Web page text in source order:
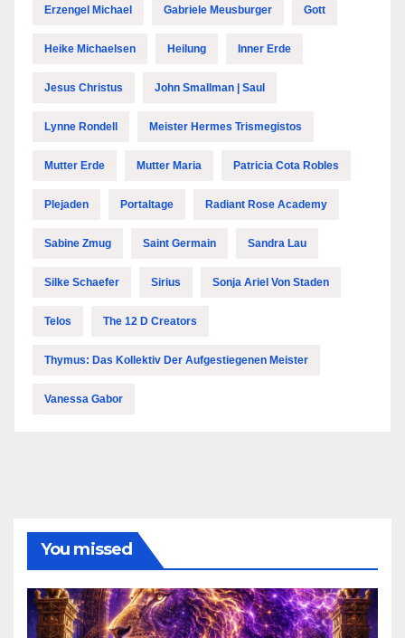
Erzengel Michael Gabriele Meusburger Gott
Heike Michaelsen Heilung Inner Erde
Jesus Christus John Smallman | Saul
Lynne Rondell Meister Hermes Trismegistos
Mutter Erde Mutter Maria Patricia Cota Robles
Plejaden Portaltage Radiant Rose Academy
Sabine Zmug Saint Germain Sandra Lau
Silke Schaefer Sirius Sonja Ariel Von Staden
Telos The 12 D Creators
Thymus: Das Kollektiv Der Aufgestiegenen Meister
Vanessa Gabor
You missed